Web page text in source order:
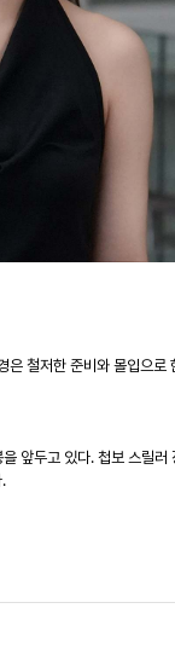
은 철저한 준비와 몰입으
을 앞두고 있다. 첩보 스릴러
.